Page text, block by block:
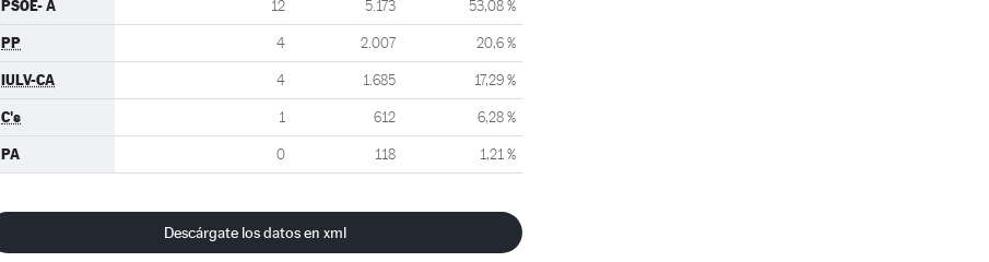
PSOE- A 12 5.173 53,08 %
PP 4 2.007 20,6 %
IULV-CA 4 1.685 17,29 %
C's 1 612 6,28 %
PA 0 118 1,21 %
Descárgate los datos en xml